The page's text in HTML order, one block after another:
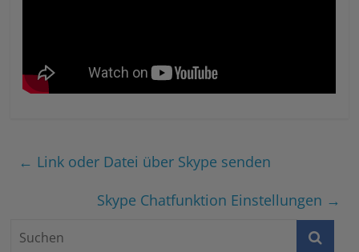
← Link oder Datei über Skype senden
Skype Chatfunktion Einstellungen →